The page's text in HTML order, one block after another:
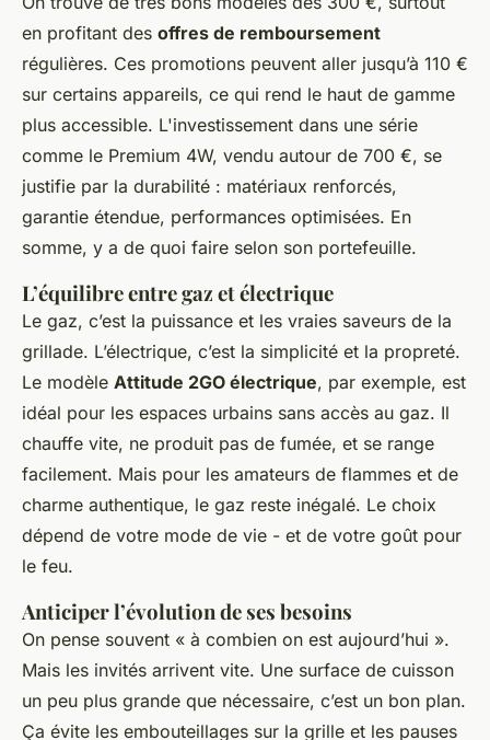
en profitant des offres de remboursement
régulières. Ces promotions peuvent aller jusqu’à 110 €
sur certains appareils, ce qui rend le haut de gamme
plus accessible. L'investissement dans une série
comme le Premium 4W, vendu autour de 700 €, se
justifie par la durabilité : matériaux renforcés,
garantie étendue, performances optimisées. En
somme, y a de quoi faire selon son portefeuille.
L’équilibre entre gaz et électrique
Le gaz, c’est la puissance et les vraies saveurs de la
grillade. L’électrique, c’est la simplicité et la propreté.
Le modèle Attitude 2GO électrique, par exemple, est
idéal pour les espaces urbains sans accès au gaz. Il
chauffe vite, ne produit pas de fumée, et se range
facilement. Mais pour les amateurs de flammes et de
charme authentique, le gaz reste inégalé. Le choix
dépend de votre mode de vie - et de votre goût pour
le feu.
Anticiper l’évolution de ses besoins
On pense souvent « à combien on est aujourd’hui ».
Mais les invités arrivent vite. Une surface de cuisson
un peu plus grande que nécessaire, c’est un bon plan.
Ça évite les embouteillages sur la grille et les pauses